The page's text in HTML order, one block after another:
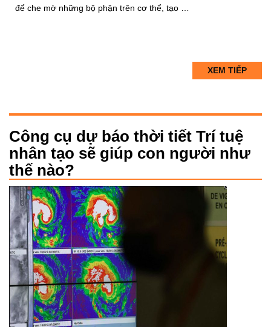
để che mờ những bộ phận trên cơ thể, tạo …
XEM TIẾP
Công cụ dự báo thời tiết Trí tuệ
nhân tạo sẽ giúp con người như
thế nào?